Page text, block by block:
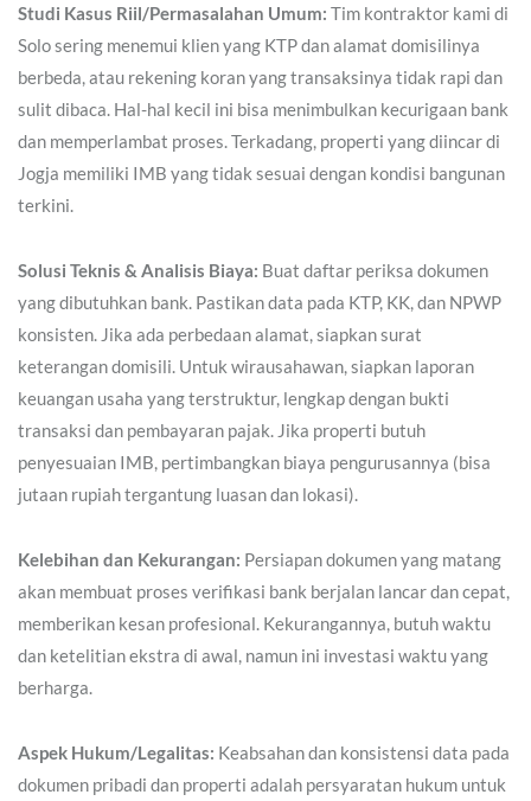
Studi Kasus Riil/Permasalahan Umum: Tim kontraktor kami di
Solo sering menemui klien yang KTP dan alamat domisilinya
berbeda, atau rekening koran yang transaksinya tidak rapi dan
sulit dibaca. Hal-hal kecil ini bisa menimbulkan kecurigaan bank
dan memperlambat proses. Terkadang, properti yang diincar di
Jogja memiliki IMB yang tidak sesuai dengan kondisi bangunan
terkini.
Solusi Teknis & Analisis Biaya: Buat daftar periksa dokumen
yang dibutuhkan bank. Pastikan data pada KTP, KK, dan NPWP
konsisten. Jika ada perbedaan alamat, siapkan surat
keterangan domisili. Untuk wirausahawan, siapkan laporan
keuangan usaha yang terstruktur, lengkap dengan bukti
transaksi dan pembayaran pajak. Jika properti butuh
penyesuaian IMB, pertimbangkan biaya pengurusannya (bisa
jutaan rupiah tergantung luasan dan lokasi).
Kelebihan dan Kekurangan: Persiapan dokumen yang matang
akan membuat proses verifikasi bank berjalan lancar dan cepat,
memberikan kesan profesional. Kekurangannya, butuh waktu
dan ketelitian ekstra di awal, namun ini investasi waktu yang
berharga.
Aspek Hukum/Legalitas: Keabsahan dan konsistensi data pada
dokumen pribadi dan properti adalah persyaratan hukum untuk